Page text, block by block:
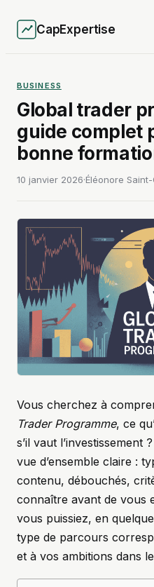
CapExpertise
BUSINESS
Global trader
guide complet
bonne
10 janvier 2026·Éléonore
Vous cherchez à
Trader Programme, ce
s’il vaut l’investissement
vue d’ensemble claire :
contenu, débouchés,
connaître avant de vous
vous puissiez, en
type de parcours
et à vos ambitions dans